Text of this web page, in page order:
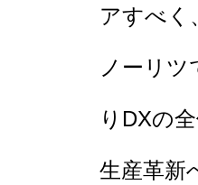
アすべく
ノーリ
りDXの
生産革新